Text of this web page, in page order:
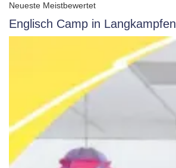
Neueste Meistbewertet
Englisch Camp in Langkampfen